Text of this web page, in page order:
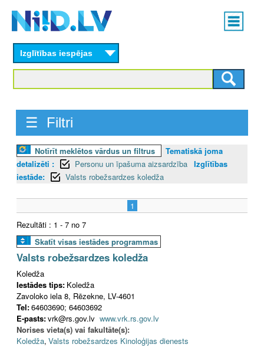
content
Main
menu
Izglītības iespējas
☰ Filtri
Notīrīt meklētos vārdus un filtrus
Tematiskā joma
detalizēti :
Personu un īpašuma aizsardzība Izglītības
iestāde:
Valsts robežsardzes koledža
1
Rezultāti : 1 - 7 no 7
Skatīt visas iestādes programmas
Valsts robežsardzes koledža
Koledža
Iestādes tips: Koledža
Zavoloko iela 8, Rēzekne, LV-4601
Tel:64603690; 64603692
E-pasts:vrk@rs.gov.lv www.vrk.rs.gov.lv
Norises vieta(s) vai fakultāte(s):
Koledža, Valsts robežsardzes Kinoloģijas dienests